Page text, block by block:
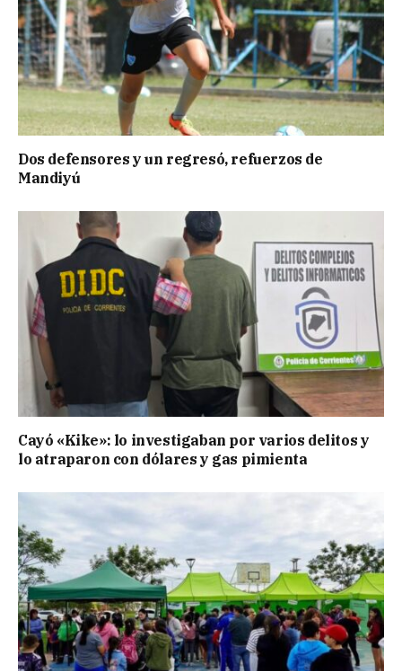
Dos defensores y un regresó, refuerzos de
Mandiyú
Cayó «Kike»: lo investigaban por varios delitos y
lo atraparon con dólares y gas pimienta